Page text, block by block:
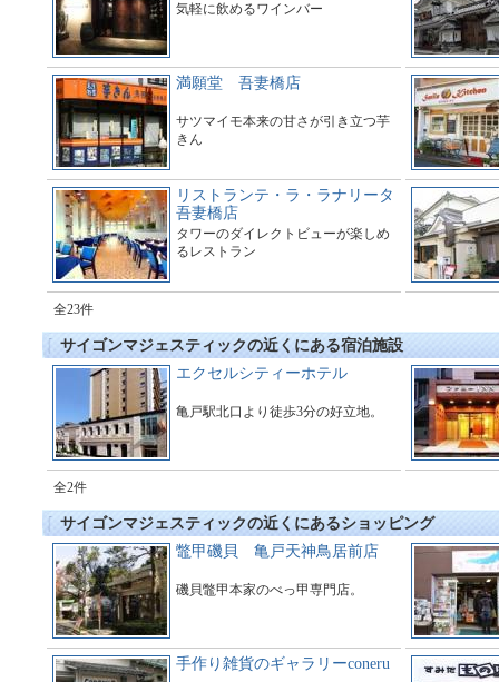
気軽に飲めるワインバー
満願堂 吾妻橋店
サツマイモ本来の甘さが引き立つ芋
きん
リストランテ・ラ・ラナリータ
吾妻橋店
タワーのダイレクトビューが楽しめ
るレストラン
全23件
サイゴンマジェスティックの近くにある宿泊施設
エクセルシティーホテル
亀戸駅北口より徒歩3分の好立地。
全2件
サイゴンマジェスティックの近くにあるショッピング
鼈甲磯貝 亀戸天神鳥居前店
磯貝鼈甲本家のべっ甲専門店。
手作り雑貨のギャラリーconeru